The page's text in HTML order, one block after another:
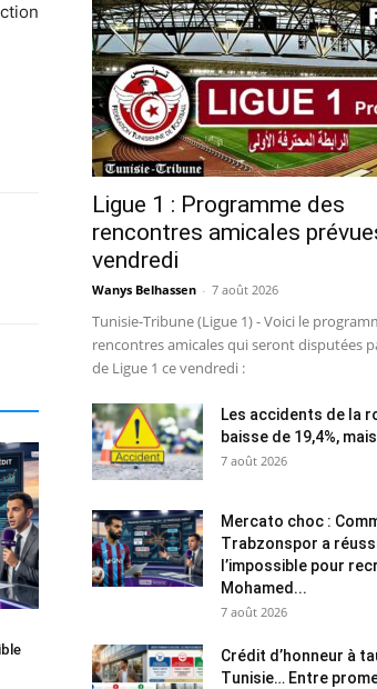
Ligue 1 : Programme des
rencontres amicales
vendredi
Wanys Belhassen - 7 août 2026
Tunisie-Tribune (Ligue 1) - Voici le
rencontres amicales qui seront disputées
de Ligue 1 ce vendredi :
Les accidents de la
baisse de 19,4%,
7 août 2026
Mercato choc :
Trabzonspor a
l’impossible pour
Mohamed...
7 août 2026
Crédit d’honneur à
Tunisie… Entre